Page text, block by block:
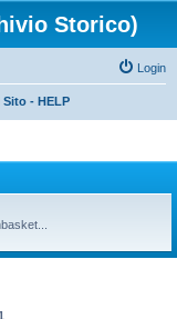
Storico)
Login
- HELP